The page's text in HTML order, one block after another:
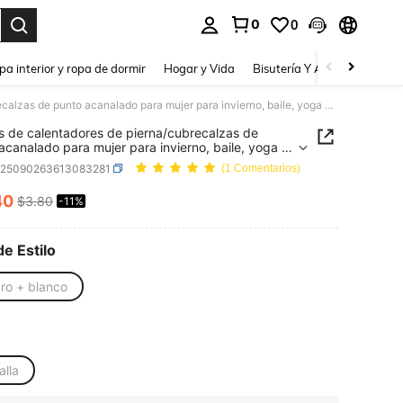
0 0
interior y ropa de dormir Hogar y Vida Bisutería Y Accesorios
2 pares de calentadores de pierna/cubrecalzas de punto acanalado para mujer para invierno, baile, yoga y atuendos de fiesta de los 80
de calentadores de pierna/cubrecalzas de
para mujer para invierno, baile, yoga y
de fiesta de los 80
(1 Comentarios)
AND AVAILABILITY
$3.80 -11%
Estilo
+ blanco